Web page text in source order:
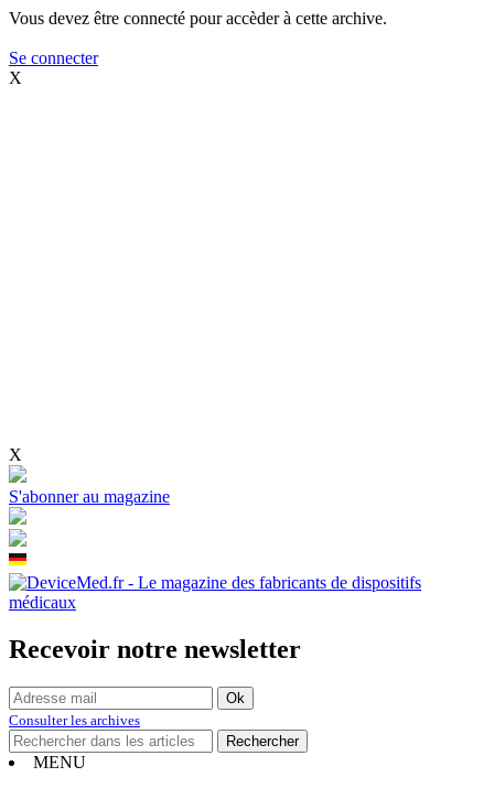
Vous devez être connecté pour accèder à cette archive.
Se connecter
X
X
S'abonner au magazine
Recevoir notre newsletter
Consulter les archives
MENU